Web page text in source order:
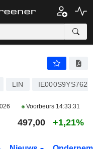
LIN IE000S9YS762
Voorbeurs 14:33:31
497,00 +1,21%